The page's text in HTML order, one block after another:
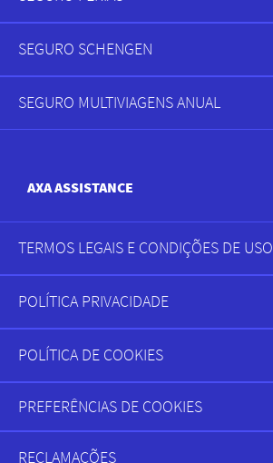
Menu
de
rodapé
SEGURO SCHENGEN
SEGURO MULTIVIAGENS ANUAL
AXA ASSISTANCE
AXA
ASSISTANCE
TERMOS LEGAIS E CONDIÇÕES DE USO
POLÍTICA PRIVACIDADE
POLÍTICA DE COOKIES
PREFERÊNCIAS DE COOKIES
RECLAMAÇÕES